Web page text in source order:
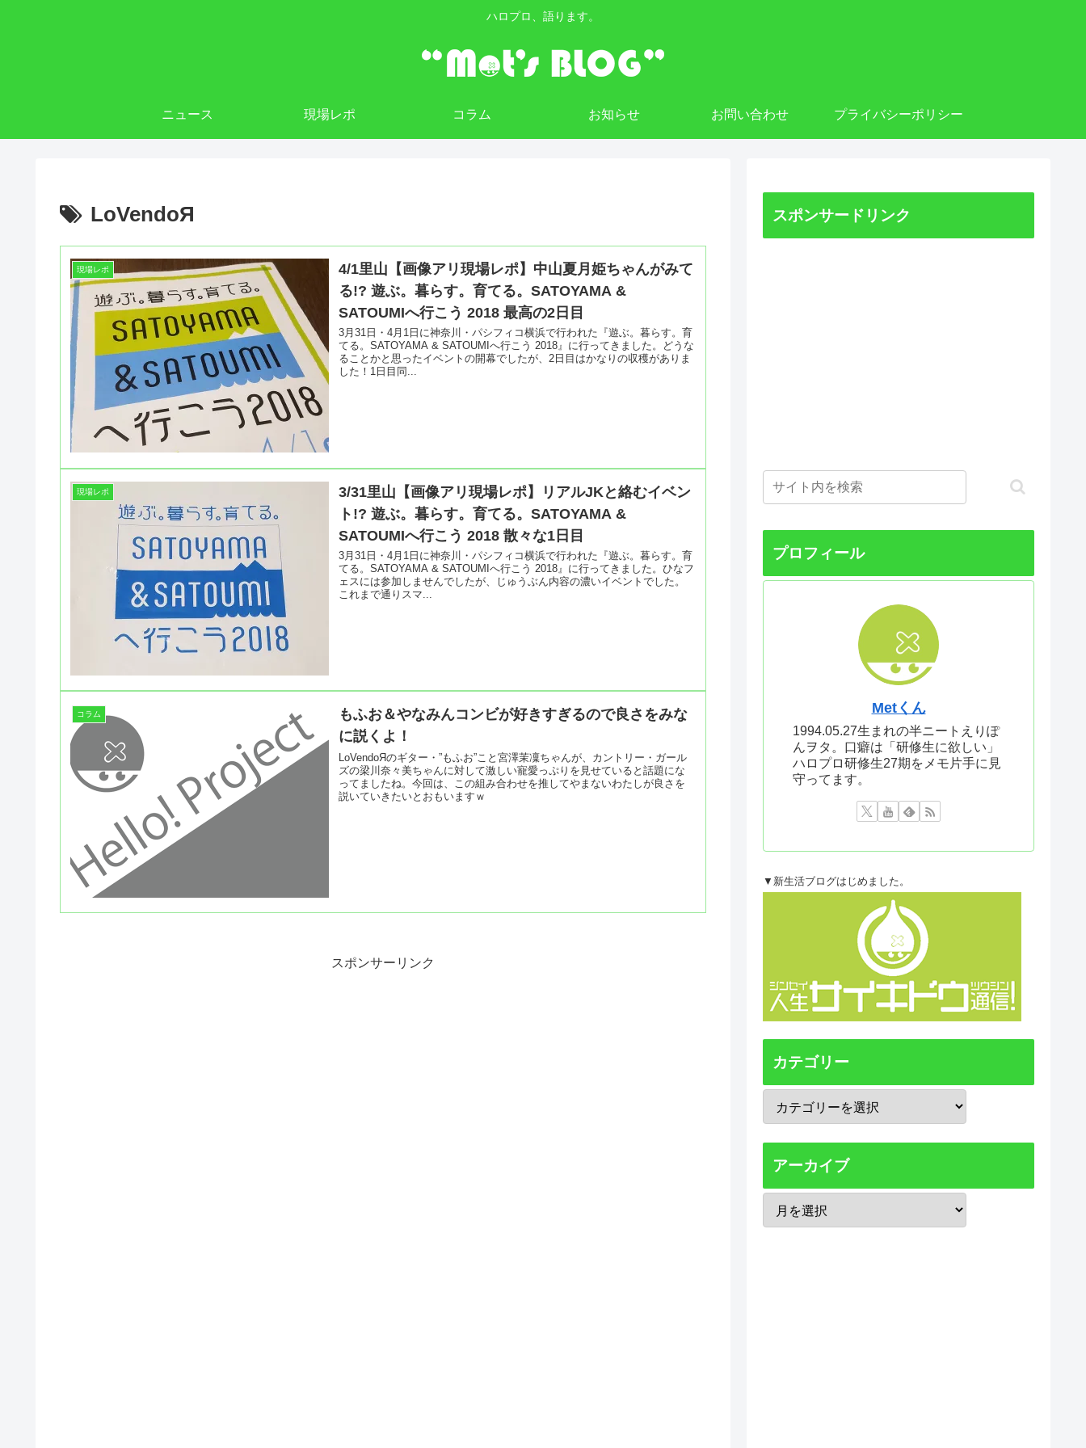
ハロプロ、語ります。
ニュース 現場レポ コラム お知らせ お問い合わせ プライバシーポリシー
LoVendoЯ
現場レポ
4/1里山【画像アリ現場レポ】中山夏月姫ちゃんがみて
る!? 遊ぶ。暮らす。育てる。SATOYAMA &
SATOUMIへ行こう 2018 最高の2日目
3月31日・4月1日に神奈川・パシフィコ横浜で行われた『遊ぶ。暮らす。育
てる。SATOYAMA & SATOUMIへ行こう 2018』に行ってきました。どうな
ることかと思ったイベントの開幕でしたが、2日目はかなりの収穫がありま
した！1日目同...
現場レポ
3/31里山【画像アリ現場レポ】リアルJKと絡むイベン
ト!? 遊ぶ。暮らす。育てる。SATOYAMA &
SATOUMIへ行こう 2018 散々な1日目
3月31日・4月1日に神奈川・パシフィコ横浜で行われた『遊ぶ。暮らす。育
てる。SATOYAMA & SATOUMIへ行こう 2018』に行ってきました。ひなフ
ェスには参加しませんでしたが、じゅうぶん内容の濃いイベントでした。
これまで通りスマ...
コラム
もふお＆やなみんコンビが好きすぎるので良さをみな
に説くよ！
LoVendoЯのギター・”もふお”こと宮澤茉凜ちゃんが、カントリー・ガール
ズの梁川奈々美ちゃんに対して激しい寵愛っぷりを見せていると話題にな
ってましたね。今回は、この組み合わせを推してやまないわたしが良さを
説いていきたいとおもいますｗ
スポンサーリンク
スポンサードリンク
プロフィール
Metくん
1994.05.27生まれの半ニートえりぽ
んヲタ。口癖は「研修生に欲しい」
ハロプロ研修生27期をメモ片手に見
守ってます。
▼新生活ブログはじめました。
カテゴリー
アーカイブ